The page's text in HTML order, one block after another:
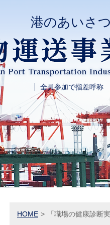
港のあいさ
全員参加で指差呼称
HOME > 「職場の健康診断